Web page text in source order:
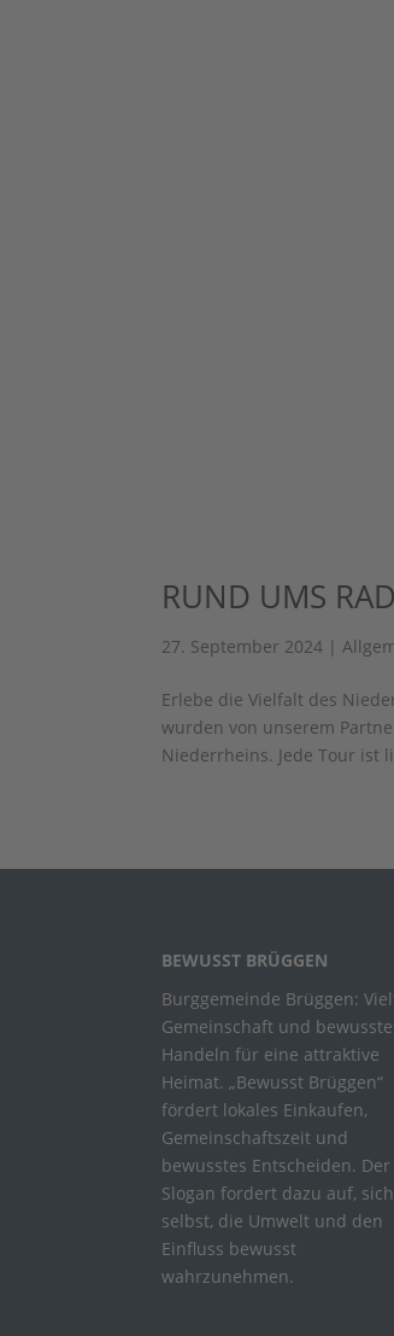
RUND UMS
27. September 2024 |
Erlebe die Vielfalt des
wurden von unserem
Niederrheins. Jede Tour ist
BEWUSST BRÜGGEN
Burggemeinde Brüggen:
Gemeinschaft und
Handeln für eine attraktive
Heimat. „Bewusst Brüggen“
fördert lokales Einkaufen,
Gemeinschaftszeit und
bewusstes Entscheiden. Der
Slogan fordert dazu auf, sich
selbst, die Umwelt und den
Einfluss bewusst
wahrzunehmen.